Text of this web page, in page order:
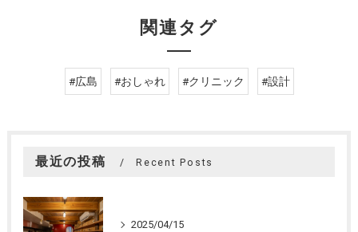
関連タグ
#広島 #おしゃれ #クリニック #設計
最近の投稿 Recent Posts
2025/04/15